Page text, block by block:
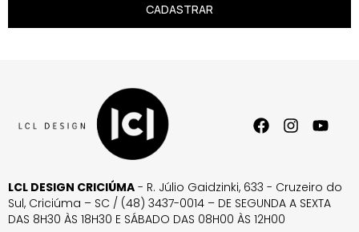
CADASTRAR
LCL DESIGN CRICIÚMA - R. Júlio Gaidzinki, 633 - Cruzeiro do
Sul, Criciúma – SC / (48) 3437-0014 – DE SEGUNDA A SEXTA
DAS 8H30 ÀS 18H30 E SÁBADO DAS 08H00 ÀS 12H00